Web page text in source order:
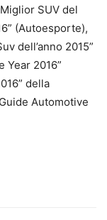
SUV del
(Autoesporte),
dell’anno 2015”
Year 2016”
della
Automotive